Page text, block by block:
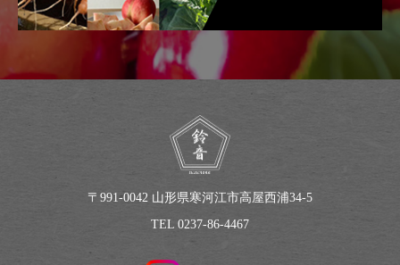
〒991-0042 山形県寒河江市高屋西浦34-5
TEL 0237-86-4467